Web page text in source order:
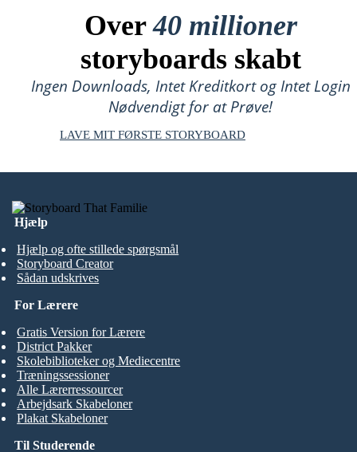
Over40 millioner
storyboards skabt
Ingen Downloads, Intet Kreditkort og Intet Login
Nødvendigt for at Prøve!
LAVE MIT FØRSTE STORYBOARD
Hjælp
Hjælp og ofte stillede spørgsmål
Storyboard Creator
Sådan udskrives
Til Studerende
For Lærere
Gratis Version for Lærere
District Pakker
Skolebiblioteker og Mediecentre
Træningssessioner
Alle Lærerressourcer
Arbejdsark Skabeloner
Plakat Skabeloner